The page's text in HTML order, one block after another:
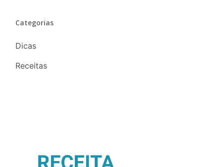
Categorias
Dicas
Receitas